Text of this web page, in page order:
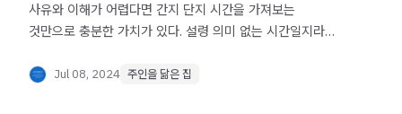
사유와 이해가 어렵다면 간지 단지 시간을 가져보는
것만으로 충분한 가치가 있다. 설령 의미 없는 시간일지라도
없을 것이기 때문이다.
Jul 08, 2024 주인을 닮은 집